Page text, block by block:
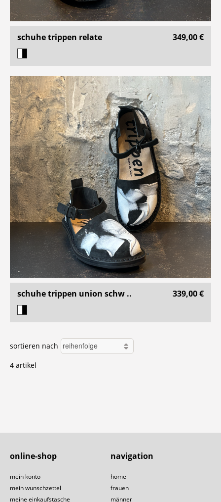
schuhe trippen relate 349,00 €
schuhe trippen union schw .. 339,00 €
sortieren nach
4 artikel
navigation
home
frauen
männer
online-shop
mein konto
mein wunschzettel
meine einkaufstasche